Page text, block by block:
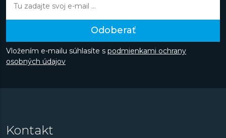
Odoberať
Vložením e-mailu súhlasíte s podmienkami ochrany
osobných údajov
Kontakt